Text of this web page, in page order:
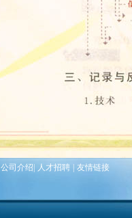
公司介绍 人才招聘 友情链接